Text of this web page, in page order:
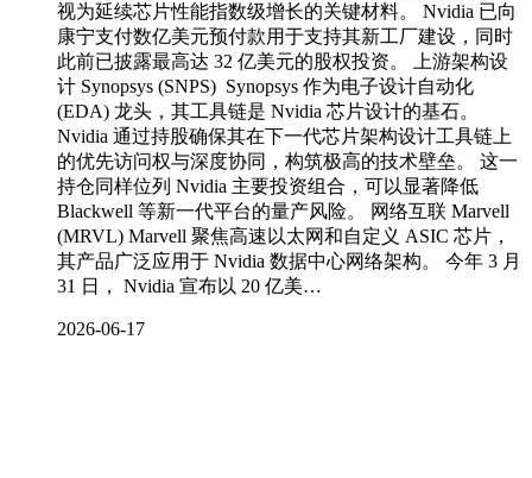
视为延续芯片性能指数级增长的关键材料。 Nvidia 已向
康宁支付数亿美元预付款用于支持其新工厂建设，同时
此前已披露最高达 32 亿美元的股权投资。 上游架构设
计 Synopsys (SNPS) Synopsys 作为电子设计自动化
(EDA) 龙头，其工具链是 Nvidia 芯片设计的基石。
Nvidia 通过持股确保其在下一代芯片架构设计工具链上
的优先访问权与深度协同，构筑极高的技术壁垒。 这一
持仓同样位列 Nvidia 主要投资组合，可以显著降低
Blackwell 等新一代平台的量产风险。 网络互联 Marvell
(MRVL) Marvell 聚焦高速以太网和自定义 ASIC 芯片，
其产品广泛应用于 Nvidia 数据中心网络架构。 今年 3 月
31 日， Nvidia 宣布以 20 亿美…
2026-06-17